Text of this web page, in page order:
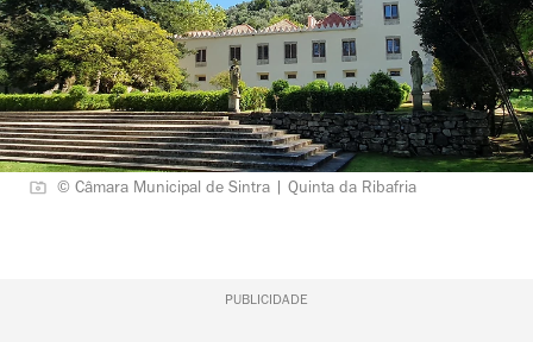
© Câmara Municipal de Sintra | Quinta da Ribafria
PUBLICIDADE